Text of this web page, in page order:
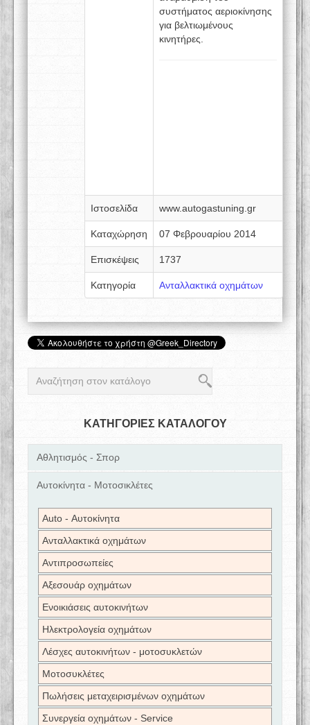
συστήματος αεριοκίνησης
για βελτιωμένους
κινητήρες.
Ιστοσελίδα www.autogastuning.gr
Καταχώρηση 07 Φεβρουαρίου 2014
Επισκέψεις 1737
Κατηγορία Ανταλλακτικά οχημάτων
ΚΑΤΗΓΟΡΙΕΣ ΚΑΤΑΛΟΓΟΥ
Αθλητισμός - Σπορ
Αυτοκίνητα - Μοτοσικλέτες
Auto - Αυτοκίνητα
Ανταλλακτικά οχημάτων
Αντιπροσωπείες
Αξεσουάρ οχημάτων
Ενοικιάσεις αυτοκινήτων
Ηλεκτρολογεία οχημάτων
Λέσχες αυτοκινήτων - μοτοσυκλετών
Μοτοσυκλέτες
Πωλήσεις μεταχειρισμένων οχημάτων
Συνεργεία οχημάτων - Service